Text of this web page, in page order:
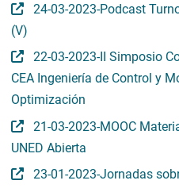
24-03-2023-Podcast
(V)
22-03-2023-II Simposio
CEA Ingeniería de Control y
Optimización
21-03-2023-MOOC
UNED Abierta
23-01-2023-Jornadas